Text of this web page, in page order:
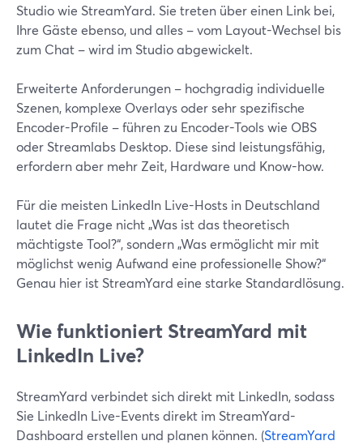
Studio wie StreamYard. Sie treten über einen Link bei,
Ihre Gäste ebenso, und alles – vom Layout-Wechsel bis
zum Chat – wird im Studio abgewickelt.
Erweiterte Anforderungen – hochgradig individuelle
Szenen, komplexe Overlays oder sehr spezifische
Encoder-Profile – führen zu Encoder-Tools wie OBS
oder Streamlabs Desktop. Diese sind leistungsfähig,
erfordern aber mehr Zeit, Hardware und Know-how.
Für die meisten LinkedIn Live-Hosts in Deutschland
lautet die Frage nicht „Was ist das theoretisch
mächtigste Tool?“, sondern „Was ermöglicht mir mit
möglichst wenig Aufwand eine professionelle Show?“
Genau hier ist StreamYard eine starke Standardlösung.
Wie funktioniert StreamYard mit
LinkedIn Live?
StreamYard verbindet sich direkt mit LinkedIn, sodass
Sie LinkedIn Live-Events direkt im StreamYard-
Dashboard erstellen und planen können. (StreamYard